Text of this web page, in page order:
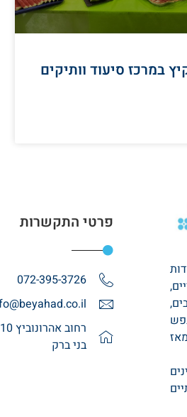
במרכז סיעוד וותיקים
פרטי התקשרות
072-395-3726
בני ברק